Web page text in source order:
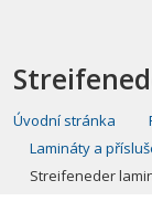
C
Úvodní stránka
Lamináty a
Streifeneder